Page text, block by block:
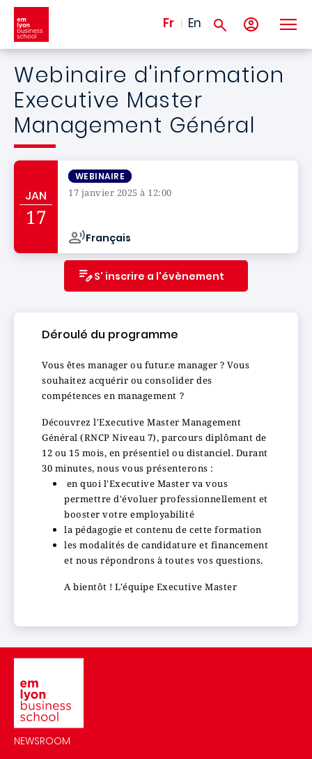
Aller au contenu principal
Fr En
Webinaire d'information
Executive Master
Management Général
JAN
17
WEBINAIRE
17 janvier 2025 à 12:00
Français
S' inscrire a l'évènement
Déroulé du programme
Vous êtes manager ou futur.e manager ? Vous
souhaitez acquérir ou consolider des
compétences en management ?
Découvrez l'Executive Master Management
Général (RNCP Niveau 7), parcours diplômant de
12 ou 15 mois, en présentiel ou distanciel. Durant
30 minutes, nous vous présenterons :
en quoi l'Executive Master va vous
permettre d'évoluer professionnellement et
booster votre employabilité
la pédagogie et contenu de cette formation
les modalités de candidature et financement
et nous répondrons à toutes vos questions.
A bientôt ! L'équipe Executive Master
NEWSROOM